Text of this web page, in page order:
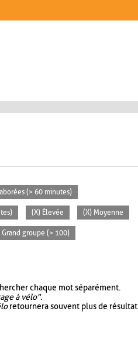
(> 60 minutes)
(X) Élevée (X) Moyenne
Grand groupe (> 100)
chaque mot séparément.
à vélo".
retournera souvent plus de résultat